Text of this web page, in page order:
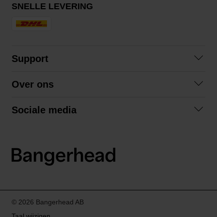
SNELLE LEVERING
Support
Algemene voorwaarden
Over ons
Sociale media
LinkedIn
© 2026 Bangerhead AB